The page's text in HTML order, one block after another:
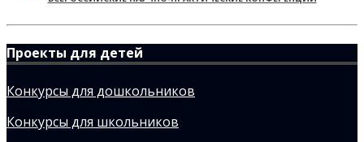
Проекты для детей
Конкурсы для дошкольников
Конкурсы для школьников